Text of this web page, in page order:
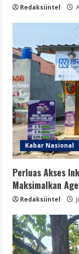
Redaksiintel
Kabar Nasional
Perluas Akses
Maksimalkan
Redaksiintel